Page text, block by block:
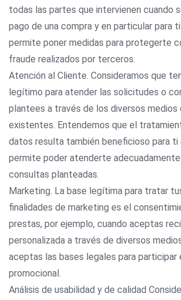
todas las partes que intervienen cuando
pago de una compra y en particular para
permite poner medidas para protegerte
fraude realizados por terceros.
Atención al Cliente. Consideramos que
legítimo para atender las solicitudes o
plantees a través de los diversos
existentes. Entendemos que el
datos resulta también beneficioso para ti
permite poder atenderte
consultas planteadas.
Marketing. La base legítima para tratar
finalidades de marketing es el
prestas, por ejemplo, cuando aceptas
personalizada a través de diversos
aceptas las bases legales para participar
promocional.
Análisis de usabilidad y de calidad